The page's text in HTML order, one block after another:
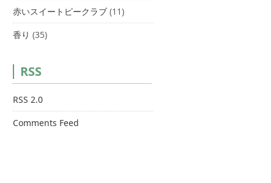
赤いスイートピークラブ (11)
香り (35)
RSS
RSS 2.0
Comments Feed